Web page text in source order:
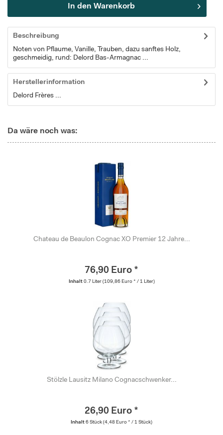
In den Warenkorb
Beschreibung
Noten von Pflaume, Vanille, Trauben, dazu sanftes Holz,
geschmeidig, rund: Delord Bas-Armagnac ...
Herstellerinformation
Delord Frères ...
Da wäre noch was:
Chateau de Beaulon Cognac XO Premier 12 Jahre...
76,90 Euro *
Inhalt 0.7 Liter (109,86 Euro * / 1 Liter)
Stölzle Lausitz Milano Cognacschwenker...
26,90 Euro *
Inhalt 6 Stück (4,48 Euro * / 1 Stück)